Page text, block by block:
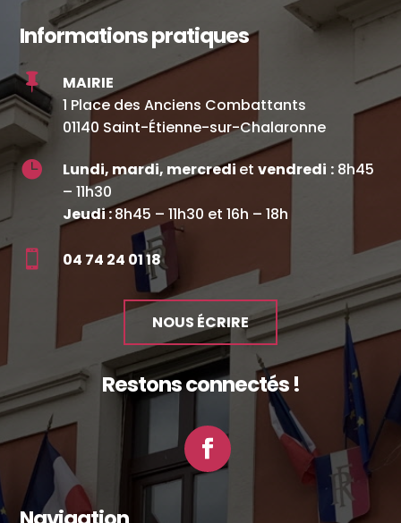
Informations pratiques

MAIRIE
1 Place des Anciens Combattants
01140 Saint-Étienne-sur-Chalaronne
 Lundi, mardi, mercrediet vendredi :8h45
– 11h30
Jeudi :8h45 – 11h30 et 16h – 18h
 04 74 24 01 18
NOUS ÉCRIRE
Restons connectés !
Facebook